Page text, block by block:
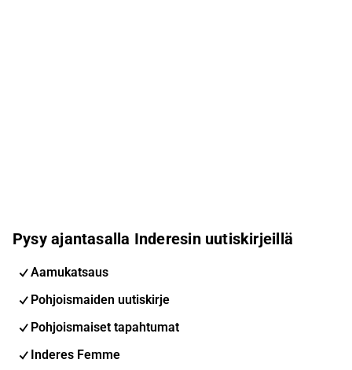
Pysy ajantasalla Inderesin uutiskirjeillä
Aamukatsaus
Pohjoismaiden uutiskirje
Pohjoismaiset tapahtumat
Inderes Femme